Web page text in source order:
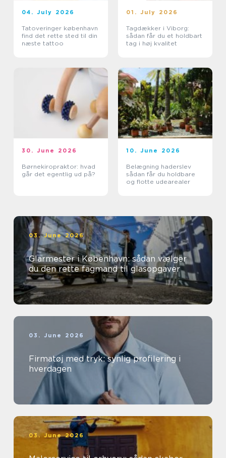
04. July 2026
Tatoveringer københavn
find det rette sted til din
næste tattoo
01. July 2026
Tagdækker i Viborg:
sådan får du et holdbart
tag i høj kvalitet
30. June 2026
Børnekiropraktor: hvad
går det egentlig ud på?
10. June 2026
Belægning haderslev
sådan får du holdbare
og flotte udearealer
03. June 2026
Glarmester i København: sådan vælger
du den rette fagmand til glasopgaver
03. June 2026
Firmatøj med tryk: synlig profilering i
hverdagen
03. June 2026